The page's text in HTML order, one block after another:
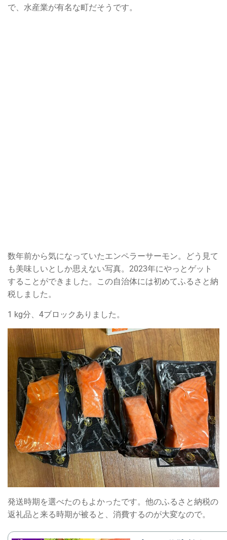
で、水産業が有名な町だそうです。
数年前から気になっていたエンペラーサーモン。どう見て
も美味しいとしか思えない写真。2023年にやっとゲット
することができました。この自治体には初めてふるさと納
税しました。
1 kg分、4ブロックありました。
発送時期を選べたのもよかったです。他のふるさと納税の
返礼品と来る時期が被ると、消費するのが大変なので。